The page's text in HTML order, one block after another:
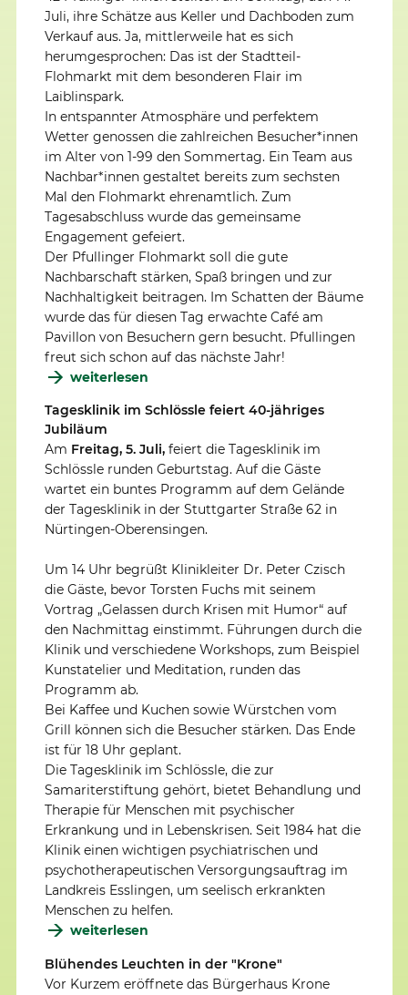
Juli, ihre Schätze aus Keller und Dachboden zum
Verkauf aus. Ja, mittlerweile hat es sich
herumgesprochen: Das ist der Stadtteil-
Flohmarkt mit dem besonderen Flair im
Laiblinspark.
In entspannter Atmosphäre und perfektem
Wetter genossen die zahlreichen Besucher*innen
im Alter von 1-99 den Sommertag. Ein Team aus
Nachbar*innen gestaltet bereits zum sechsten
Mal den Flohmarkt ehrenamtlich. Zum
Tagesabschluss wurde das gemeinsame
Engagement gefeiert.
Der Pfullinger Flohmarkt soll die gute
Nachbarschaft stärken, Spaß bringen und zur
Nachhaltigkeit beitragen. Im Schatten der Bäume
wurde das für diesen Tag erwachte Café am
Pavillon von Besuchern gern besucht. Pfullingen
freut sich schon auf das nächste Jahr!
weiterlesen
Tagesklinik im Schlössle feiert 40-jähriges
Jubiläum
Am Freitag, 5. Juli, feiert die Tagesklinik im
Schlössle runden Geburtstag. Auf die Gäste
wartet ein buntes Programm auf dem Gelände
der Tagesklinik in der Stuttgarter Straße 62 in
Nürtingen-Oberensingen.
Um 14 Uhr begrüßt Klinikleiter Dr. Peter Czisch
die Gäste, bevor Torsten Fuchs mit seinem
Vortrag „Gelassen durch Krisen mit Humor“ auf
den Nachmittag einstimmt. Führungen durch die
Klinik und verschiedene Workshops, zum Beispiel
Kunstatelier und Meditation, runden das
Programm ab.
Bei Kaffee und Kuchen sowie Würstchen vom
Grill können sich die Besucher stärken. Das Ende
ist für 18 Uhr geplant.
Die Tagesklinik im Schlössle, die zur
Samariterstiftung gehört, bietet Behandlung und
Therapie für Menschen mit psychischer
Erkrankung und in Lebenskrisen. Seit 1984 hat die
Klinik einen wichtigen psychiatrischen und
psychotherapeutischen Versorgungsauftrag im
Landkreis Esslingen, um seelisch erkrankten
Menschen zu helfen.
weiterlesen
Blühendes Leuchten in der "Krone"
Vor Kurzem eröffnete das Bürgerhaus Krone